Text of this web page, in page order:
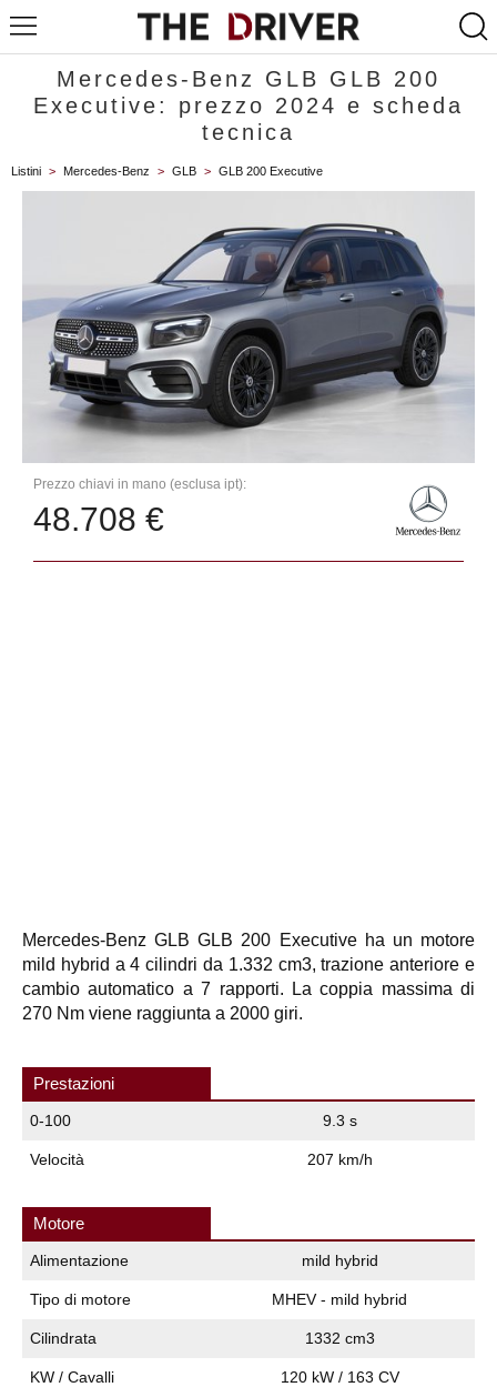
Mercedes-Benz GLB GLB 200
Executive: prezzo 2024 e scheda
tecnica
Listini > Mercedes-Benz > GLB > GLB 200 Executive
Prezzo chiavi in mano (esclusa ipt):
48.708 €
Mercedes-Benz GLB GLB 200 Executive ha un motore
mild hybrid a 4 cilindri da 1.332 cm3, trazione anteriore e
cambio automatico a 7 rapporti. La coppia massima di
270 Nm viene raggiunta a 2000 giri.
Prestazioni
0-100 9.3 s
Velocità 207 km/h
Motore
Alimentazione mild hybrid
Tipo di motore MHEV - mild hybrid
Cilindrata 1332 cm3
KW / Cavalli 120 kW / 163 CV